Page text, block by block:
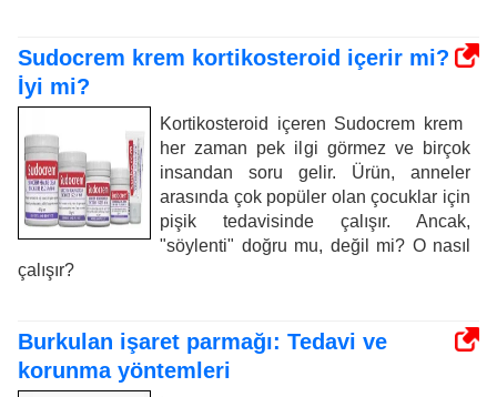
Sudocrem krem ​​kortikosteroid içerir mi?
İyi mi?
Kortikosteroid içeren Sudocrem krem ​​
her zaman pek ilgi görmez ve birçok
insandan soru gelir. Ürün, anneler
arasında çok popüler olan çocuklar için
pişik tedavisinde çalışır. Ancak,
"söylenti" doğru mu, değil mi? O nasıl
çalışır?
Burkulan işaret parmağı: Tedavi ve
korunma yöntemleri